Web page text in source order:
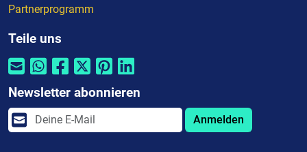
Partnerprogramm
Teile uns
Newsletter abonnieren
Anmelden